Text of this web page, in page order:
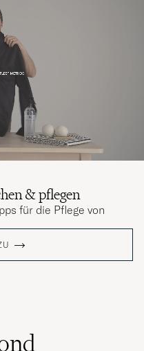
& pflegen
für die Pflege von